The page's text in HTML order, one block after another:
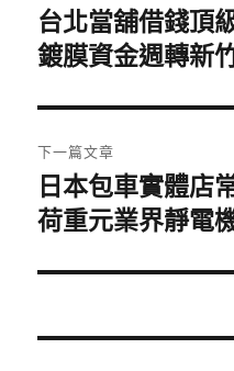
章
導
覽
上
一
文
章:
台北當舖借錢頂
鍍膜資金週轉新
下一篇文章
下
一
文
日本包車實體店
荷重元業界靜電